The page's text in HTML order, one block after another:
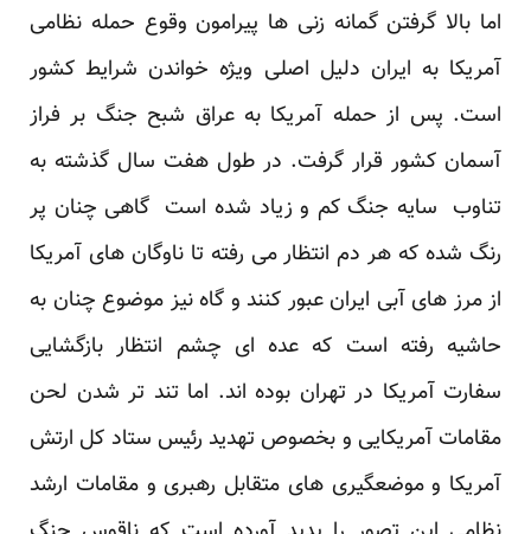
اما بالا گرفتن گمانه زنی ها پیرامون وقوع حمله نظامی
آمریکا به ایران دلیل اصلی ویژه خواندن شرایط کشور
است. پس از حمله آمریکا به عراق شبح جنگ بر فراز
آسمان کشور قرار گرفت. در طول هفت سال گذشته به
تناوب سایه جنگ کم و زیاد شده است گاهی چنان پر
رنگ شده که هر دم انتظار می رفته تا ناوگان های آمریکا
از مرز های آبی ایران عبور کنند و گاه نیز موضوع چنان به
حاشیه رفته است که عده ای چشم انتظار بازگشایی
سفارت آمریکا در تهران بوده اند. اما تند تر شدن لحن
مقامات آمریکایی و بخصوص تهدید رئیس ستاد کل ارتش
آمریکا و موضعگیری های متقابل رهبری و مقامات ارشد